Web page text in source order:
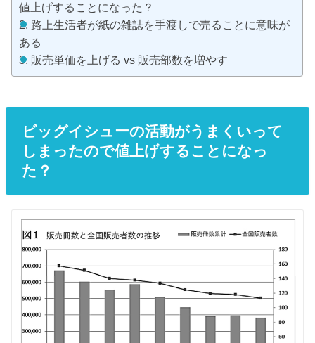
値上げすることになった？
路上生活者が紙の雑誌を手渡しで売ることに意味が
ある
販売単価を上げる vs 販売部数を増やす
ビッグイシューの活動がうまくいって
しまったので値上げすることになっ
た？